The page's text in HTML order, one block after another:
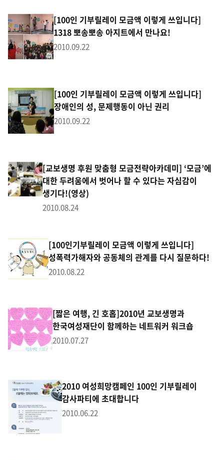
[100인 기부릴레이 모금액 이렇게 쓰입니다]
1318 뽀송뽀송 아지트에서 만나요!
2010.09.22
[100인 기부릴레이 모금액 이렇게 쓰입니다]
장애인의 성, 문제행동이 아닌 권리
2010.09.22
[교보생명 후원 맞춤형 모금전략아카데미] ‘모금’에
대한 두려움에서 벗어나 할 수 있다는 자심감이
생기다!(영상)
2010.08.24
[100인기부릴레이 모금액 이렇게 쓰입니다]
성폭력가해자와 공동체의 관계를 다시 질문하다!
2010.08.22
[짧은 여행, 긴 호홉]2010년 교보생명과
한국여성재단이 함께하는 네트워커 워크숍
2010.07.27
2010 여성희망캠페인 100인 기부릴레이
감사파티에 초대합니다
2010.06.22